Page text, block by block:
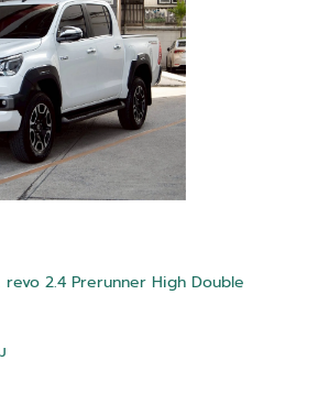
revo 2.4 Prerunner High Double